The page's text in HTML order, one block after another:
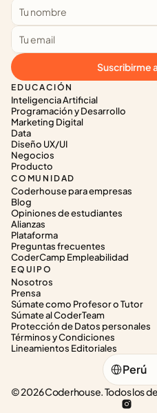
EDUCACIÓN
Inteligencia Artificial
Programación y Desarrollo
Marketing Digital
Data
Diseño UX/UI
Negocios
Producto
COMUNIDAD
Coderhouse para empresas
Blog
Opiniones de estudiantes
Alianzas
Plataforma
Preguntas frecuentes
CoderCamp Empleabilidad
EQUIPO
Nosotros
Prensa
Súmate como Profesor o Tutor
Súmate al CoderTeam
Protección de Datos personales
Términos y Condiciones
Lineamientos Editoriales
Suscribirme
Select
Perú
© 2026 Coderhouse. Todos los